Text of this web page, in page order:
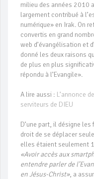
milieu des années 2010
largement contribué à
numérique» en Irak. On
convertis en grand
web d’évangélisation et
donné les deux raisons
de plus en plus
répondu à l’Evangile».
A lire aussi : L’annonce
serviteurs de DIEU
D’une part, il désigne
droit de se déplacer
elles étaient seulement
«Avoir accès aux
entendre parler de
en Jésus-Christ», a